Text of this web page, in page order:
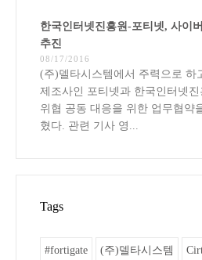
한국인터넷진흥원-포티넷, 사이
추진
08/17/2016
(주)델타시스템에서 주력으로 하
제조사인 포티넷과 한국인터넷
위협 공동 대응을 위한 업무협약
혔다. 관련 기사 영...
Tags
#fortigate (주)델타시스템